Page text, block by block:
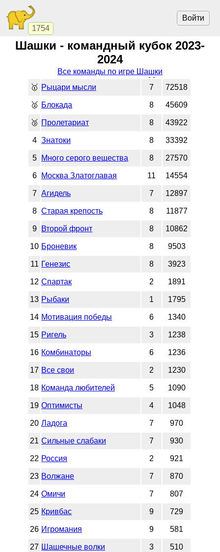
1754
Войти
Шашки - командный кубок 2023-
2024
Все команды по игре Шашки
🥇 Рыцари мысли 7 72518
🥈 Блокада 8 45609
🥉 Пролетариат 8 43922
4 Знатоки 8 33392
5 Много серого вещества 8 27570
6 Москва Златоглавая 11 14554
7 Агидель 7 12897
8 Старая крепость 8 11877
9 Второй фронт 8 10862
10 Броневик 8 9503
11 Генезис 8 3923
12 Спартак 2 1891
13 Рыбаки 1 1795
14 Мотивация победы 6 1340
15 Ригель 3 1238
16 Комбинаторы 6 1236
17 Все свои 2 1230
18 Команда любителей 5 1090
19 Оптимисты 4 1048
20 Ладога 7 970
21 Сильные слабаки 7 930
22 Россия 2 921
23 Волжане 7 870
24 Омичи 7 807
25 Кривбас 9 729
26 Игромания 9 581
27 Шашечные волки 3 510